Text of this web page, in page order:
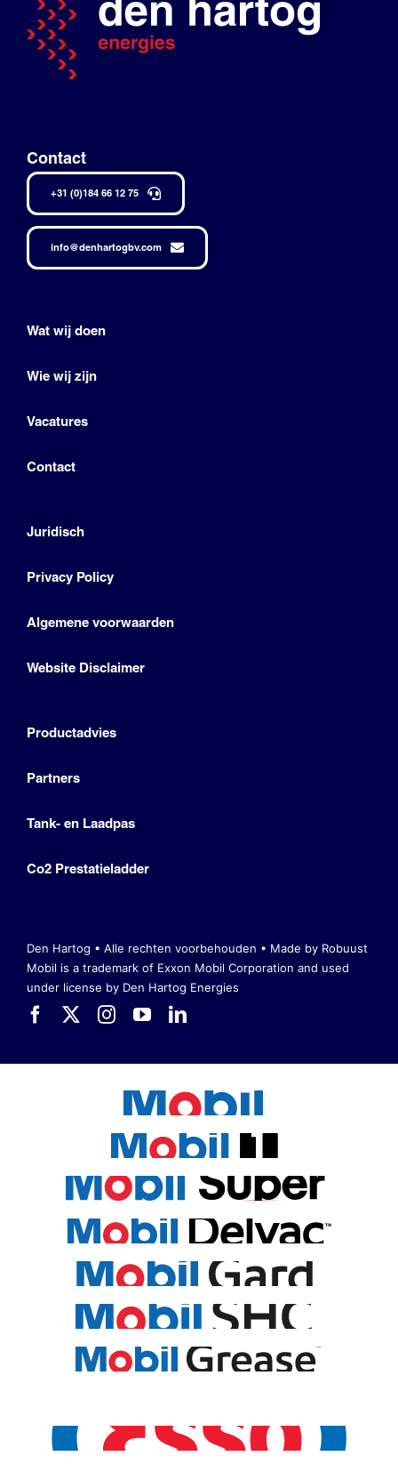
Contact
+31 (0)184 66 12 75
info@denhartogbv.com
Wat wij doen
Wie wij zijn
Vacatures
Contact
Juridisch
Privacy Policy
Algemene voorwaarden
Website Disclaimer
Productadvies
Partners
Tank- en Laadpas
Co2 Prestatieladder
Den Hartog • Alle rechten voorbehouden • Made by Robuust
Mobil is a trademark of Exxon Mobil Corporation and used
under license by Den Hartog Energies